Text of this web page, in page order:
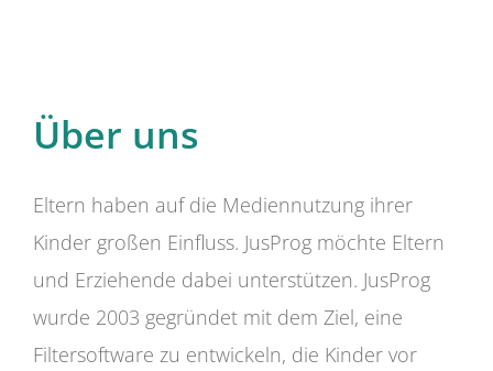
Über uns
Eltern haben auf die Mediennutzung ihrer
Kinder großen Einfluss. JusProg möchte Eltern
und Erziehende dabei unterstützen. JusProg
wurde 2003 gegründet mit dem Ziel, eine
Filtersoftware zu entwickeln, die Kinder vor